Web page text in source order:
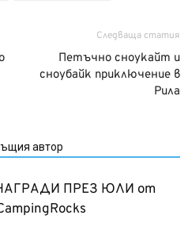
Следваща статия
Петъчно сноукайт и
сноубайк приключение в
Рила
автор
ПРЕЗ ЮЛИ от